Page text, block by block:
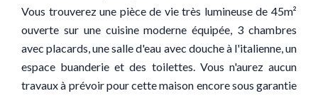
Vous trouverez une pièce de vie très lumineuse de 45m²
ouverte sur une cuisine moderne équipée, 3 chambres
avec placards, une salle d'eau avec douche à l'italienne, un
espace buanderie et des toilettes. Vous n'aurez aucun
travaux à prévoir pour cette maison encore sous garantie